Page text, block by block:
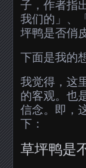
子，作者指
我们的」、
坪鸭是否俏
下面是我的
我觉得，这
的客观。也
信念。即，
下：
草坪鸭是